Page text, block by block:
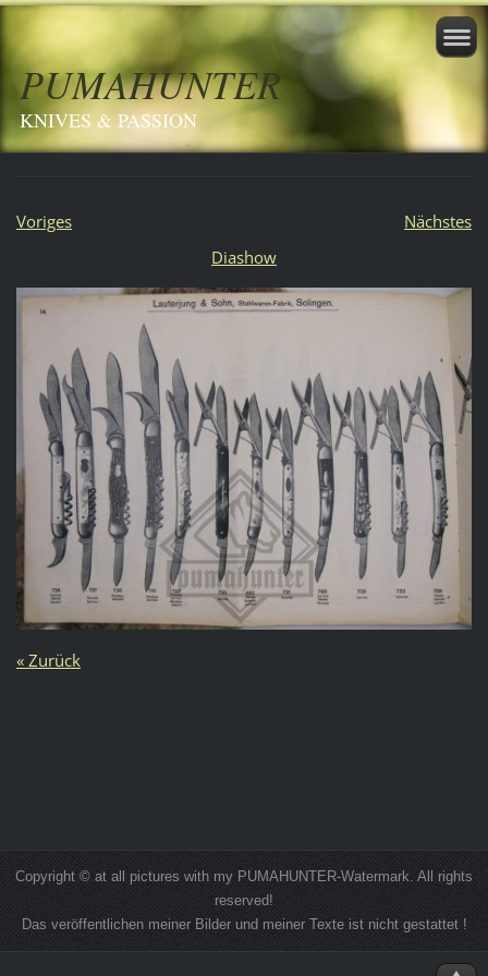
PUMAHUNTER
KNIVES & PASSION
Voriges
Nächstes
Diashow
« Zurück
Copyright © at all pictures with my PUMAHUNTER-Watermark. All rights
reserved!
Das veröffentlichen meiner Bilder und meiner Texte ist nicht gestattet !